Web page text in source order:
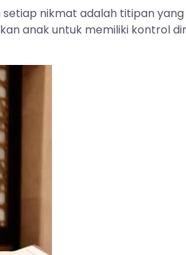
setiap nikmat adalah titipan
anak untuk memiliki kontrol